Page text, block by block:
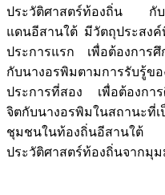
ประวัติศาสตร์ท้องถิ่น กับ
แดนอีสานใต้ มีวัตถุประสง
ประการแรก เพื่อต้องการศึ
กับนางอรพิมตามการรับ
ประการที่สอง เพื่อต้องกา
จิตกับนางอรพิมในสถานะที่
ชุมชนในท้องถิ่นอีสานใต้
ประวัติศาสตร์ท้องถิ่นจากมุ